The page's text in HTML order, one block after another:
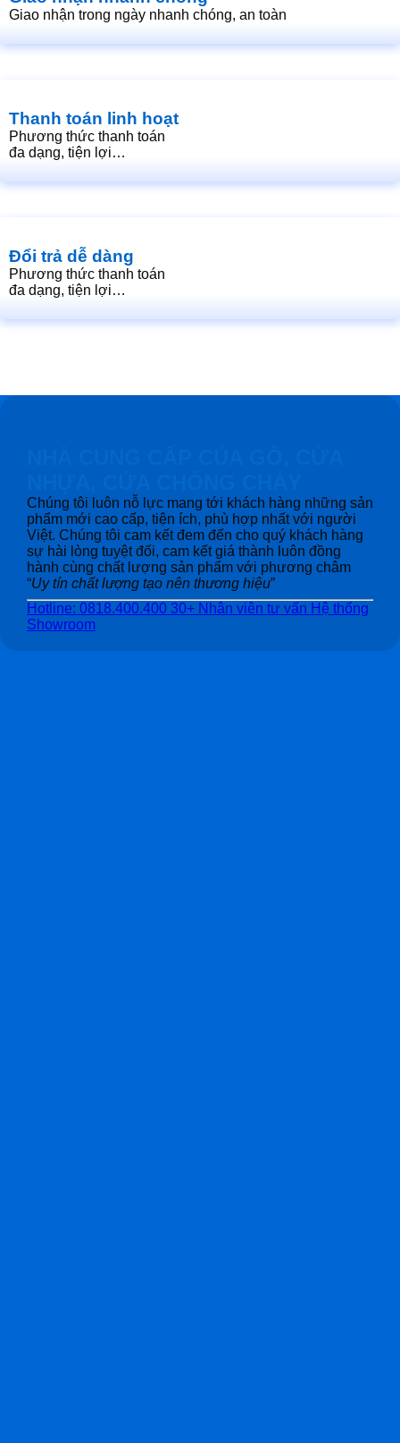
Giao nhận trong ngày nhanh chóng, an toàn
Thanh toán linh hoạt
Phương thức thanh toán
đa dạng, tiện lợi…
Đổi trả dễ dàng
Phương thức thanh toán
đa dạng, tiện lợi…
Chúng tôi luôn nỗ lực mang tới khách hàng những sản
phẩm mới cao cấp, tiện ích, phù hợp nhất với người
Việt. Chúng tôi cam kết đem đến cho quý khách hàng
sự hài lòng tuyệt đối, cam kết giá thành luôn đồng
hành cùng chất lượng sản phẩm với phương châm
“Uy tín chất lượng tạo nên thương hiệu”
Hotline: 0818.400.400 30+ Nhân viên tư vấn Hệ thống
Showroom